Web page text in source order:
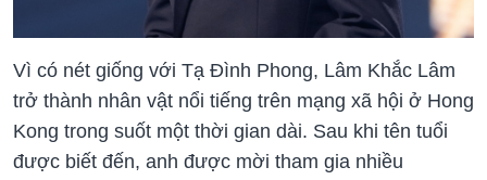
Vì có nét giống với Tạ Đình Phong, Lâm Khắc Lâm
trở thành nhân vật nổi tiếng trên mạng xã hội ở Hong
Kong trong suốt một thời gian dài. Sau khi tên tuổi
được biết đến, anh được mời tham gia nhiều